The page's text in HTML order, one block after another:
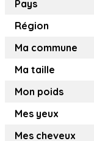
Pays
Région
Ma commune
Ma taille
Mon poids
Mes yeux
Mes cheveux